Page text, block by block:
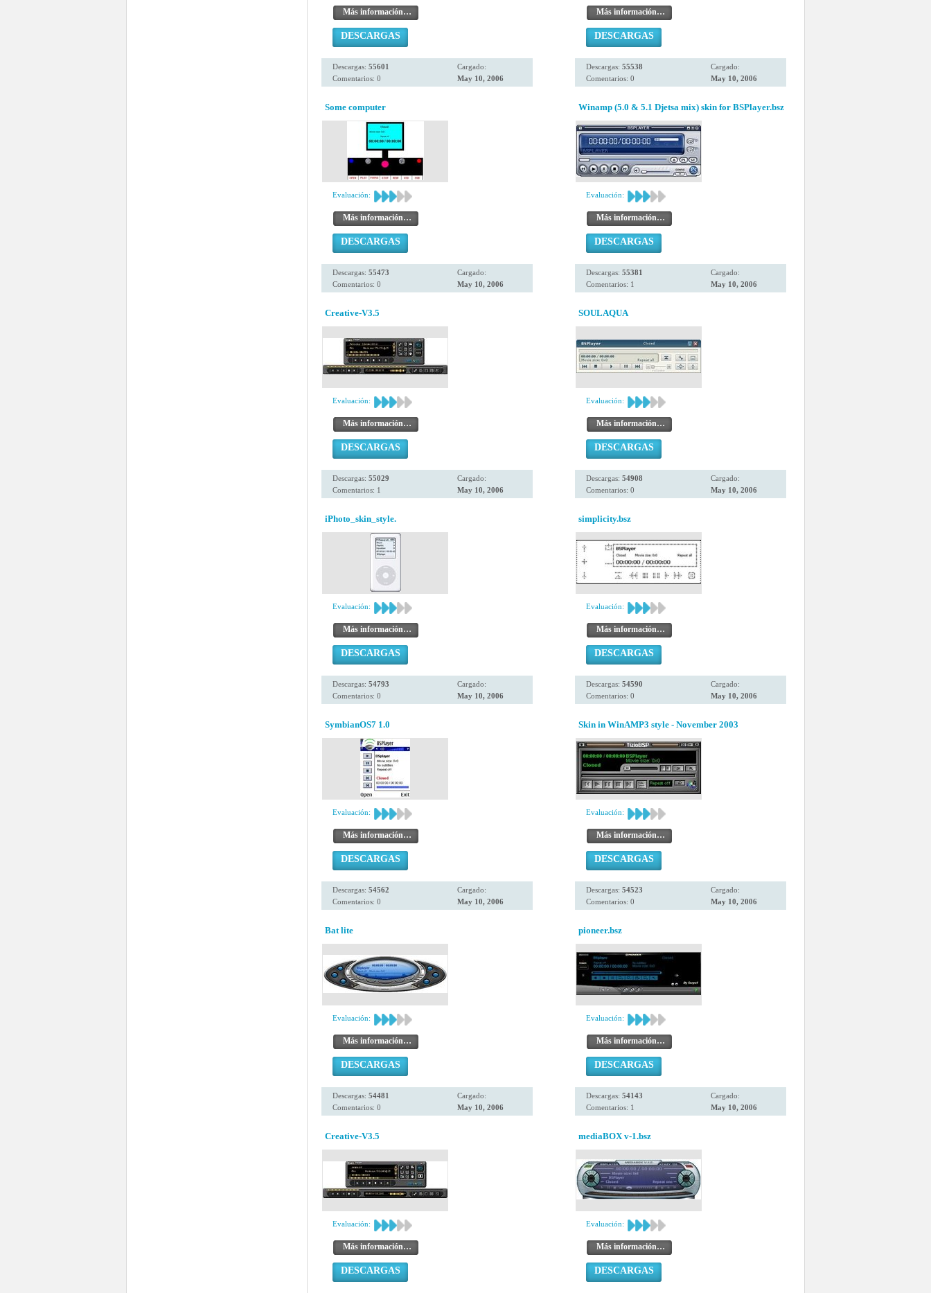
Más información…
DESCARGAS
Descargas: 55601
Comentarios: 0
Cargado:
May 10, 2006
Más información…
DESCARGAS
Descargas: 55538
Comentarios: 0
Cargado:
May 10, 2006
Some computer
Evaluación:
Más información…
DESCARGAS
Descargas: 55473
Comentarios: 0
Cargado:
May 10, 2006
Winamp (5.0 & 5.1 Djetsa mix) skin for BSPlayer.bsz
Evaluación:
Más información…
DESCARGAS
Descargas: 55381
Comentarios: 1
Cargado:
May 10, 2006
Creative-V3.5
Evaluación:
Más información…
DESCARGAS
Descargas: 55029
Comentarios: 1
Cargado:
May 10, 2006
SOULAQUA
Evaluación:
Más información…
DESCARGAS
Descargas: 54908
Comentarios: 0
Cargado:
May 10, 2006
iPhoto_skin_style.
Evaluación:
Más información…
DESCARGAS
Descargas: 54793
Comentarios: 0
Cargado:
May 10, 2006
simplicity.bsz
Evaluación:
Más información…
DESCARGAS
Descargas: 54590
Comentarios: 0
Cargado:
May 10, 2006
SymbianOS7 1.0
Evaluación:
Más información…
DESCARGAS
Descargas: 54562
Comentarios: 0
Cargado:
May 10, 2006
Skin in WinAMP3 style - November 2003
Evaluación:
Más información…
DESCARGAS
Descargas: 54523
Comentarios: 0
Cargado:
May 10, 2006
Bat lite
Evaluación:
Más información…
DESCARGAS
Descargas: 54481
Comentarios: 0
Cargado:
May 10, 2006
pioneer.bsz
Evaluación:
Más información…
DESCARGAS
Descargas: 54143
Comentarios: 1
Cargado:
May 10, 2006
Creative-V3.5
Evaluación:
Más información…
DESCARGAS
mediaBOX v-1.bsz
Evaluación:
Más información…
DESCARGAS